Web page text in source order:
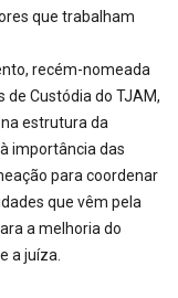
que trabalham
recém-nomeada
Custódia do TJAM,
estrutura da
importância das
para coordenar
que vêm pela
a melhoria do
a juíza.